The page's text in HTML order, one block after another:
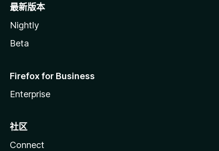
最新版本
Nightly
Beta
Firefox for Business
Enterprise
社区
Connect